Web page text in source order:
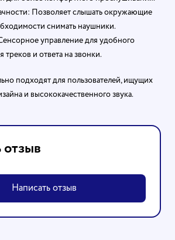
Позволяет слышать окружающие
снимать наушники.
управление для удобного
треков и ответа на звонки.
подходят для пользователей, ищущих
и высококачественного звука.
отзыв
Написать отзыв